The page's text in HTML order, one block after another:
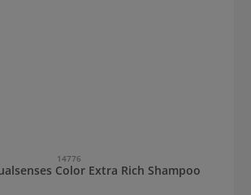
14776
Color Extra Rich Shampoo